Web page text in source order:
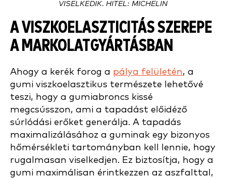
VISELKEDIK. HITEL: MICHELIN
A VISZKOELASZTICITÁS SZEREPE
A MARKOLATGYÁRTÁSBAN
Ahogy a kerék forog a pálya felületén, a
gumi viszkoelasztikus természete lehetővé
teszi, hogy a gumiabroncs kissé
megcsússzon, ami a tapadást előidéző
súrlódási erőket generálja. A tapadás
maximalizálásához a guminak egy bizonyos
hőmérsékleti tartományban kell lennie, hogy
rugalmasan viselkedjen. Ez biztosítja, hogy a
gumi maximálisan érintkezzen az aszfalttal,